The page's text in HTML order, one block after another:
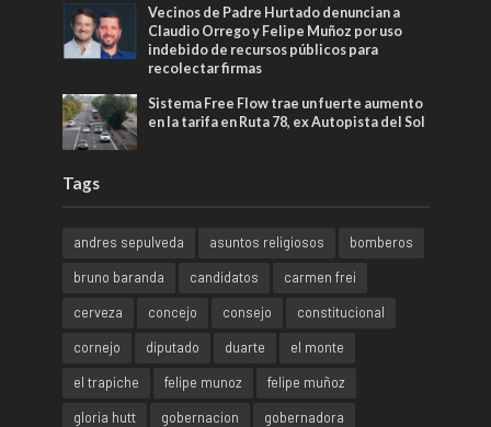
Vecinos de Padre Hurtado denuncian a
Claudio Orrego y Felipe Muñoz por uso
indebido de recursos públicos para
recolectar firmas
Sistema Free Flow trae un fuerte aumento
en la tarifa en Ruta 78, ex Autopista del Sol
Tags
andres sepulveda asuntos religiosos
bomberos
bruno baranda
candidatos
carmen frei
cerveza
concejo consejo
constitucional
cornejo
diputado duarte
el monte
el trapiche
felipe munoz
felipe muñoz
gloria hutt
gobernacion gobernadora